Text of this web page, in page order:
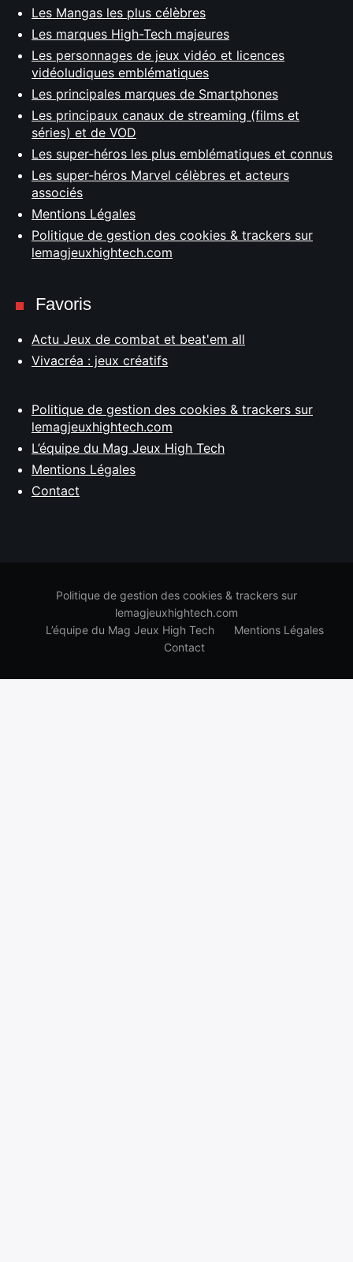
Les Mangas les plus célèbres
Les marques High-Tech majeures
Les personnages de jeux vidéo et licences
vidéoludiques emblématiques
Les principales marques de Smartphones
Les principaux canaux de streaming (films et
séries) et de VOD
Les super-héros les plus emblématiques et connus
Les super-héros Marvel célèbres et acteurs
associés
Mentions Légales
Politique de gestion des cookies & trackers sur
lemagjeuxhightech.com
Favoris
Actu Jeux de combat et beat'em all
Vivacréa : jeux créatifs
Politique de gestion des cookies & trackers sur
lemagjeuxhightech.com
L’équipe du Mag Jeux High Tech
Mentions Légales
Contact
Politique de gestion des cookies & trackers sur
lemagjeuxhightech.com
L’équipe du Mag Jeux High Tech
Mentions Légales
Contact